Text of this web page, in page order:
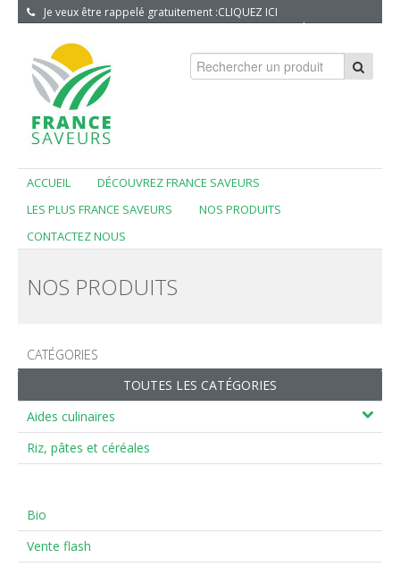
Je veux être rappelé gratuitement :CLIQUEZ ICI
S'INSCRIRE|CONNEXION
ACCUEIL
DÉCOUVREZ FRANCE SAVEURS
LES PLUS FRANCE SAVEURS
NOS PRODUITS
CONTACTEZ NOUS
NOS PRODUITS
CATÉGORIES
TOUTES LES CATÉGORIES
Aides culinaires
Riz, pâtes et céréales
Bio
Vente flash